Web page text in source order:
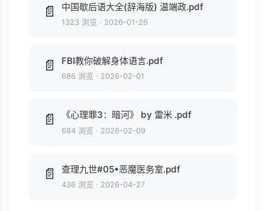
📄 中国歇后语大全(辞海版) 温端政.pdf
1323 浏览 · 2026-01-26
📄 FBI教你破解身体语言.pdf
686 浏览 · 2026-02-01
📄 《心理罪3：暗河》 by 雷米 .pdf
684 浏览 · 2026-02-09
📄 查理九世#05•恶魔医务室.pdf
436 浏览 · 2026-04-27